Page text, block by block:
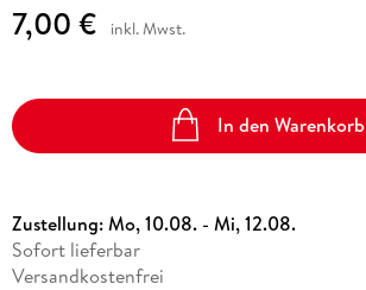
7,00 € inkl. Mwst.
In den Warenkorb
Zustellung:Mo, 10.08. - Mi, 12.08.
Sofort lieferbar
Versandkostenfrei